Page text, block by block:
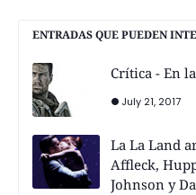
ENTRADAS QUE PUEDEN
Crítica - En
July 21, 2017
La La Land
Affleck,
Johnson y